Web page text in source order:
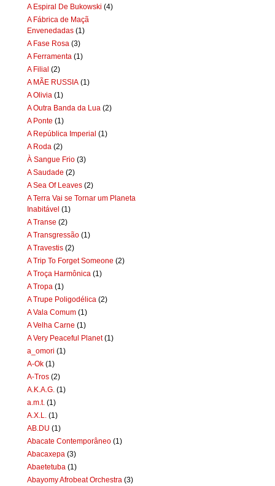
A Espiral De Bukowski (4)
A Fábrica de Maçã
Envenedadas (1)
A Fase Rosa (3)
A Ferramenta (1)
A Filial (2)
A MÃE RUSSIA (1)
A Olivia (1)
A Outra Banda da Lua (2)
A Ponte (1)
A República Imperial (1)
A Roda (2)
À Sangue Frio (3)
A Saudade (2)
A Sea Of Leaves (2)
A Terra Vai se Tornar um Planeta
Inabitável (1)
A Transe (2)
A Transgressão (1)
A Travestis (2)
A Trip To Forget Someone (2)
A Troça Harmônica (1)
A Tropa (1)
A Trupe Poligodélica (2)
A Vala Comum (1)
A Velha Carne (1)
A Very Peaceful Planet (1)
a_omori (1)
A-Ok (1)
A-Tros (2)
A.K.A.G. (1)
a.m.t. (1)
A.X.L.
(1)
AB.DU (1)
Abacate Contemporâneo (1)
Abacaxepa (3)
Abaetetuba (1)
Abayomy Afrobeat Orchestra (3)